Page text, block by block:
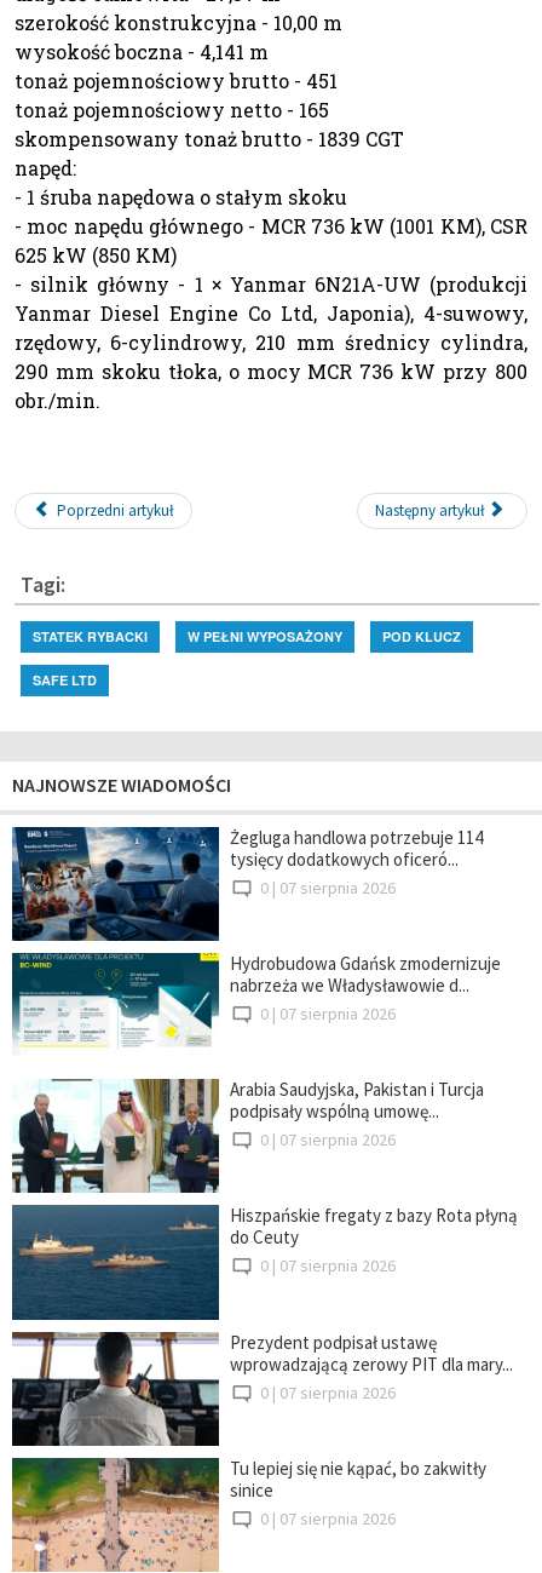
szerokość konstrukcyjna - 10,00 m
wysokość boczna - 4,141 m
tonaż pojemnościowy brutto - 451
tonaż pojemnościowy netto - 165
skompensowany tonaż brutto - 1839 CGT
napęd:
- 1 śruba napędowa o stałym skoku
- moc napędu głównego - MCR 736 kW (1001 KM), CSR
625 kW (850 KM)
- silnik główny - 1 × Yanmar 6N21A-UW (produkcji
Yanmar Diesel Engine Co Ltd, Japonia), 4-suwowy,
rzędowy, 6-cylindrowy, 210 mm średnicy cylindra,
290 mm skoku tłoka, o mocy MCR 736 kW przy 800
obr./min.
Poprzedni artykuł Następny artykuł
Tagi:
STATEK RYBACKI W PEŁNI WYPOSAŻONY POD KLUCZ
SAFE LTD
NAJNOWSZE WIADOMOŚCI
Żegluga handlowa potrzebuje 114
tysięcy dodatkowych oficeró...
0 | 07 sierpnia 2026
Hydrobudowa Gdańsk zmodernizuje
nabrzeża we Władysławowie d...
0 | 07 sierpnia 2026
Arabia Saudyjska, Pakistan i Turcja
podpisały wspólną umowę...
0 | 07 sierpnia 2026
Hiszpańskie fregaty z bazy Rota płyną
do Ceuty
0 | 07 sierpnia 2026
Prezydent podpisał ustawę
wprowadzającą zerowy PIT dla mary...
0 | 07 sierpnia 2026
Tu lepiej się nie kąpać, bo zakwitły
sinice
0 | 07 sierpnia 2026